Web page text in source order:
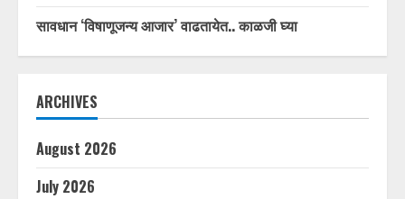
सावधान ‘विषाणूजन्य आजार’ वाढतायेत.. काळजी घ्या
ARCHIVES
August 2026
July 2026